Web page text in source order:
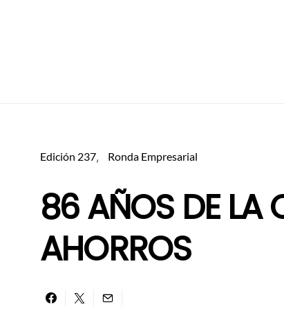
Edición 237 Ronda Empresarial
86 AÑOS DE LA
AHORROS